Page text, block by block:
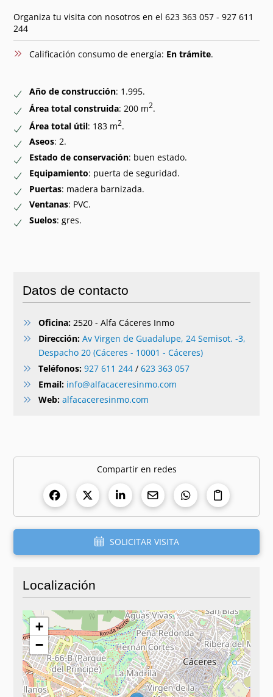
Organiza tu visita con nosotros en el 623 363 057 - 927 611
244
Calificación consumo de energía: En trámite.
Año de construcción: 1.995.
Área total construida: 200 m2.
Área total útil: 183 m2.
Aseos: 2.
Estado de conservación: buen estado.
Equipamiento: puerta de seguridad.
Puertas: madera barnizada.
Ventanas: PVC.
Suelos: gres.
Datos de contacto
Oficina:2520 - Alfa Cáceres Inmo
Dirección: Av Virgen de Guadalupe, 24 Semisot. -3,
Despacho 20 (Cáceres - 10001 - Cáceres)
Teléfonos: 927 611 244/ 623 363 057
Email: info@alfacaceresinmo.com
Web: alfacaceresinmo.com
Compartir en redes
SOLICITAR VISITA
Localización
+
−